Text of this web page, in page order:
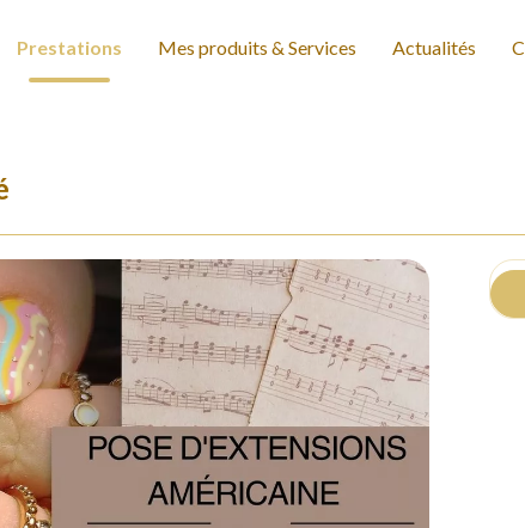
Prestations Mes produits & Services Actualités